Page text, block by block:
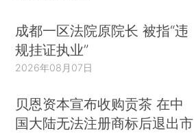
成都一区法院原院长 被指“违
规挂证执业”
2026年08月07日
贝恩资本宣布收购贡茶 在中
国大陆无法注册商标后退出市